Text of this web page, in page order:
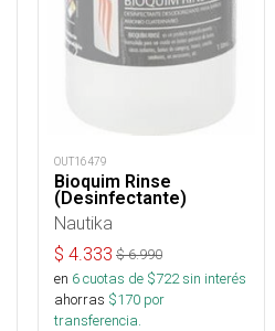
OUT16479
Bioquim Rinse
(Desinfectante)
Nautika
$ 4.333 $6.990
en 6cuotas de $722sin interés
ahorras $170 por
transferencia.